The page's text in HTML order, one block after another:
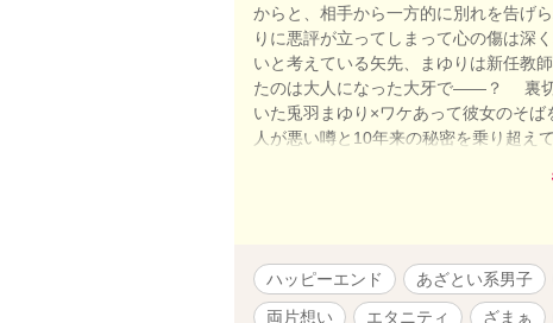
からと、相手から一方的に別れを告げ
りに悪評が立ってしまって心の傷は
いと考えている矢先、まゆりは新任教
たのは大人になった大牙で――？ 裏切
いた兎羽まゆり×ワケあって彼女のそ
人が悪い噂と10年来の秘密を乗り超
実世界に疎い作者による現代TLなの
系？ニャンコ系？甘えん坊系？ヤンデ
牙side5000字数。 ※1/7おまけの学校
ハッピーエンド あざとい系男子
両片想い
エタニティ ざまぁ